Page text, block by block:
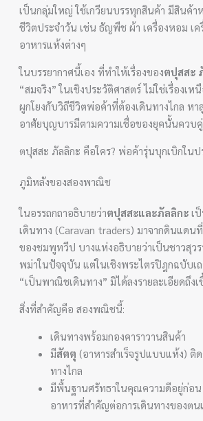
เป็นกลุ่มใหญ่ ใช้เกวียนบรรทุกสินค้า มีสินค้า
ชีวิตประจำวัน เช่น ธัญพืช ผ้า เครื่องหอม เ
อาหารแห้งต่างๆ
ในบรรยากาศนี้เอง ที่ทำให้เรื่องของตปุสสะ
“สมจริง” ในเชิงประวัติศาสตร์ ไม่ใช่เรื่องเ
ผูกโยงกับวิถีชีวิตพ่อค้าที่ต้องเดินทางไกล หา
อาศัยบุญบารมีตามความเชื่อของยุคนั้นควบ
ตปุสสะ ภัลลิกะ คือใคร? พ่อค้ารุ่นบุกเบิกใน
ภูมิหลังของสองพาณิช
ในอรรถกถาอธิบายว่าตปุสสะและภัลลิกะ เ
เดินทาง (Caravan traders) มาจากดินแดน
ของชมพูทวีป บางแห่งอธิบายว่าเป็นชาวสุ
พม่าในปัจจุบัน แต่ในเชิงพระไตรปิฎกฉบับเถ
“เป็นพาณิชเดินทาง” มิได้ลงรายละเอียดถึง
สิ่งที่สำคัญคือ สองพณิชนี้:
เดินทางพร้อมกองคาราวานสินค้า
มีสัตตุ (อาหารสำเร็จรูปแบบแห้ง) ติ
ทางไกล
มีพื้นฐานศรัทธาในคุณความดีอยู่ก่อน
อาหารที่สำคัญต่อการเดินทางของตน